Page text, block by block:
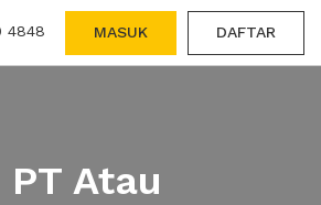
4848 MASUK DAFTAR
Atau